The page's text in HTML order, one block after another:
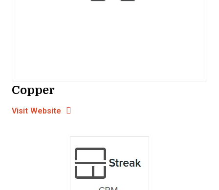
Copper
Visit Website Opens New Window